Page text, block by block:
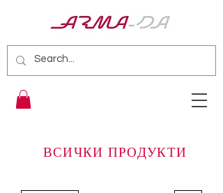
ВСИЧКИ ПРОДУКТИ